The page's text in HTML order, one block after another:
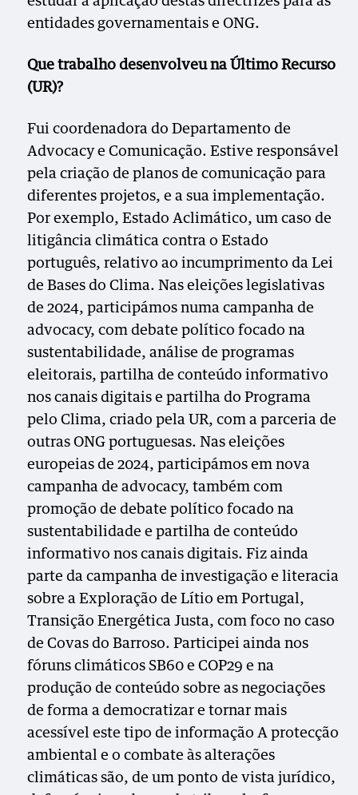
entidades governamentais e ONG.
Que trabalho desenvolveu na Último Recurso
(UR)?
Fui coordenadora do Departamento de
Advocacy e Comunicação. Estive responsável
pela criação de planos de comunicação para
diferentes projetos, e a sua implementação.
Por exemplo, Estado Aclimático, um caso de
litigância climática contra o Estado
português, relativo ao incumprimento da Lei
de Bases do Clima. Nas eleições legislativas
de 2024, participámos numa campanha de
advocacy, com debate político focado na
sustentabilidade, análise de programas
eleitorais, partilha de conteúdo informativo
nos canais digitais e partilha do Programa
pelo Clima, criado pela UR, com a parceria de
outras ONG portuguesas. Nas eleições
europeias de 2024, participámos em nova
campanha de advocacy, também com
promoção de debate político focado na
sustentabilidade e partilha de conteúdo
informativo nos canais digitais. Fiz ainda
parte da campanha de investigação e literacia
sobre a Exploração de Lítio em Portugal,
Transição Energética Justa, com foco no caso
de Covas do Barroso. Participei ainda nos
fóruns climáticos SB60 e COP29 e na
produção de conteúdo sobre as negociações
de forma a democratizar e tornar mais
acessível este tipo de informação A protecção
ambiental e o combate às alterações
climáticas são, de um ponto de vista jurídico,